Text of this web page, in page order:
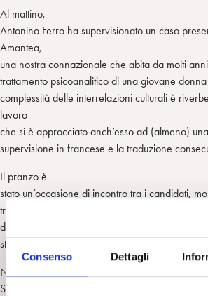
Consenso Dettagli
Al mattino,
Antonino Ferro ha supervisionato un caso
Amantea,
una nostra connazionale che abita da molti
trattamento psicoanalitico di una giovane
complessità delle interrelazioni culturali è
lavoro
che si è approcciato anch’esso ad (almeno)
supervisione in francese e la traduzione
Il pranzo è
stato un’occasione di incontro tra i candidati,
training, con un lunch buffet all’interno del
differenti
stili di vita, di formazione e di lavoro dei
Nel pomeriggio
Stefano Bolognini ha supervisionato il caso